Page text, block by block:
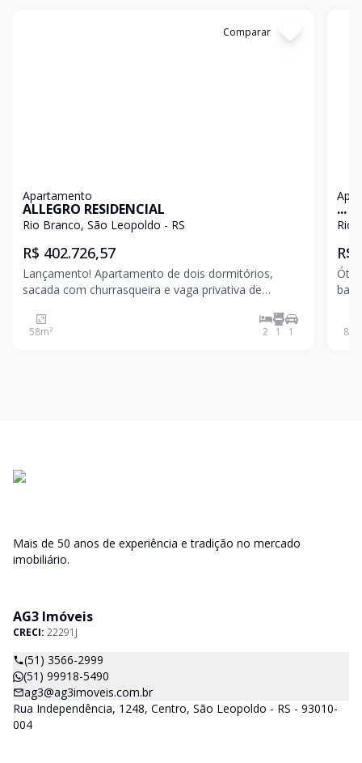
Comparar
Apartamento
ALLEGRO RESIDENCIAL
Rio Branco, São Leopoldo - RS
R$ 402.726,57
Lançamento! Apartamento de dois dormitórios,
sacada com churrasqueira e vaga privativa de
Rio Branco em São Leopoldo. Entre em contato para
maiores informações! Valores sujeitos a alteração
58m² 2 1 1
...
Rio
R$
de
81
Mais de 50 anos de experiência e tradição no mercado
imobiliário.
AG3 Imóveis
CRECI: 22291J
(51) 3566-2999
(51) 99918-5490
ag3@ag3imoveis.com.br
Rua Independência, 1248, Centro, São Leopoldo - RS - 93010-
004